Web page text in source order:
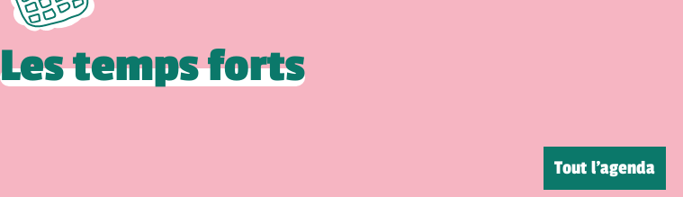
Les temps forts
Tout l’agenda